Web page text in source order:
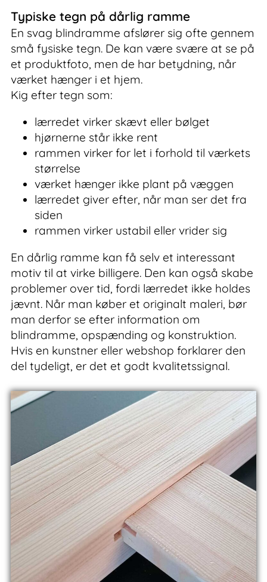
Typiske tegn på dårlig ramme
En svag blindramme afslører sig ofte gennem
små fysiske tegn. De kan være svære at se på
et produktfoto, men de har betydning, når
værket hænger i et hjem.
Kig efter tegn som:
lærredet virker skævt eller bølget
hjørnerne står ikke rent
rammen virker for let i forhold til værkets
størrelse
værket hænger ikke plant på væggen
lærredet giver efter, når man ser det fra
siden
rammen virker ustabil eller vrider sig
En dårlig ramme kan få selv et interessant
motiv til at virke billigere. Den kan også skabe
problemer over tid, fordi lærredet ikke holdes
jævnt. Når man køber et originalt maleri, bør
man derfor se efter information om
blindramme, opspænding og konstruktion.
Hvis en kunstner eller webshop forklarer den
del tydeligt, er det et godt kvalitetssignal.